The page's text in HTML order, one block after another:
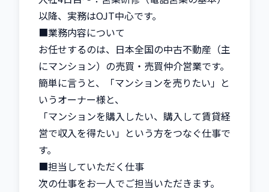
以降、実務はOJT中心です。
■業務内容について
お任せするのは、日本全国の中古不動産（主
にマンション）の売買・売買仲介営業です。
簡単に言うと、「マンションを売りたい」と
いうオーナー様と、
「マンションを購入したい、購入して賃貸経
営で収入を得たい」という方をつなぐ仕事で
す。
■担当していただく仕事
次の仕事をお一人でご担当いただきます。